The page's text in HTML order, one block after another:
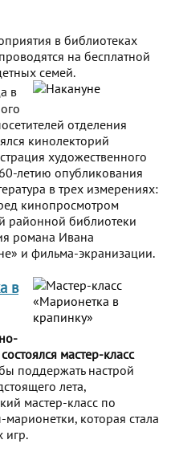
в библиотеках
на бесплатной
семей.
в
отделения
кинолекторий
художественного
летию опубликования
в трех измерениях:
кинопросмотром
районной библиотеки
романа Ивана
и фильма-экранизации.
в
мастер-класс
поддержать настрой
лета,
мастер-класс по
которая стала
игр.